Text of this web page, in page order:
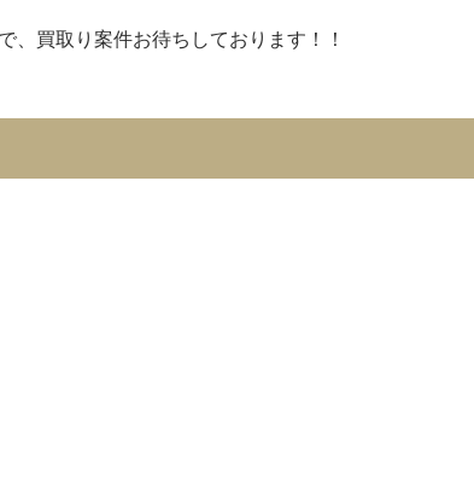
買取り案件お待ちしております！！